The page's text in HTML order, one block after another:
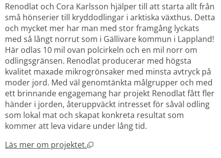
Renodlat och Cora Karlsson hjälper till att starta allt från
små hönserier till kryddodlingar i arktiska växthus. Detta
och mycket mer har man med stor framgång lyckats
med så långt norrut som i Gällivare kommun i Lappland!
Här odlas 10 mil ovan polcirkeln och en mil norr om
odlingsgränsen. Renodlat producerar med högsta
kvalitet maxade mikrogrönsaker med minsta avtryck på
moder jord. Med väl genomtänkta målgrupper och med
ett brinnande engagemang har projekt Renodlat fått fler
händer i jorden, återuppväckt intresset för såväl odling
som lokal mat och skapat konkreta resultat som
kommer att leva vidare under lång tid.
Läs mer om projektet.